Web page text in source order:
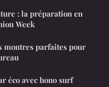
: la préparation en
Week
montres parfaites pour
éco avec hono surf